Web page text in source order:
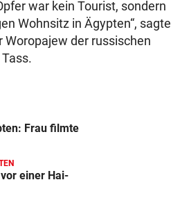
war kein Tourist, sondern
Wohnsitz in Ägypten“, sagte
Woropajew der russischen
Frau filmte
einer Hai-